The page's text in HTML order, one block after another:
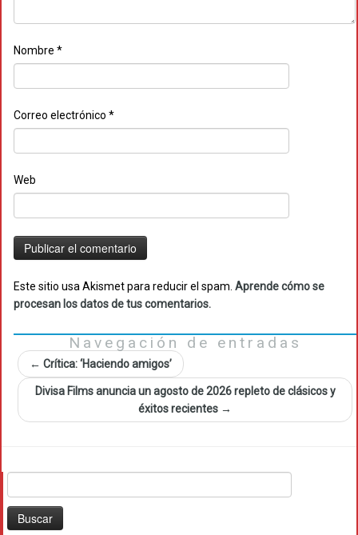
Nombre *
Correo electrónico *
Web
Este sitio usa Akismet para reducir el spam. Aprende cómo se
procesan los datos de tus comentarios.
Navegación de entradas
← Crítica: ‘Haciendo amigos’
Divisa Films anuncia un agosto de 2026 repleto de clásicos y
éxitos recientes →